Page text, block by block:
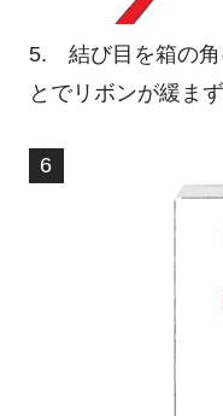
5. 結び目を箱の角
とでリボンが緩ま